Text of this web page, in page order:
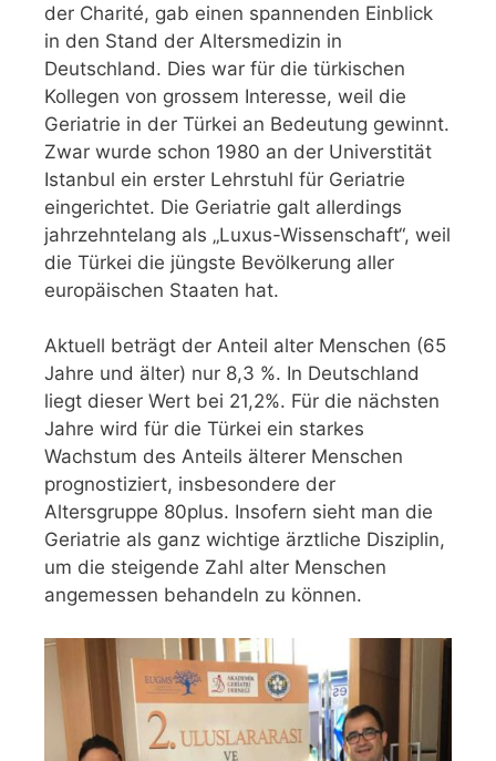
der Charité, gab einen spannenden Einblick
in den Stand der Altersmedizin in
Deutschland. Dies war für die türkischen
Kollegen von grossem Interesse, weil die
Geriatrie in der Türkei an Bedeutung gewinnt.
Zwar wurde schon 1980 an der Universtität
Istanbul ein erster Lehrstuhl für Geriatrie
eingerichtet. Die Geriatrie galt allerdings
jahrzehntelang als „Luxus-Wissenschaft“, weil
die Türkei die jüngste Bevölkerung aller
europäischen Staaten hat.
Aktuell beträgt der Anteil alter Menschen (65
Jahre und älter) nur 8,3 %. In Deutschland
liegt dieser Wert bei 21,2%. Für die nächsten
Jahre wird für die Türkei ein starkes
Wachstum des Anteils älterer Menschen
prognostiziert, insbesondere der
Altersgruppe 80plus. Insofern sieht man die
Geriatrie als ganz wichtige ärztliche Disziplin,
um die steigende Zahl alter Menschen
angemessen behandeln zu können.